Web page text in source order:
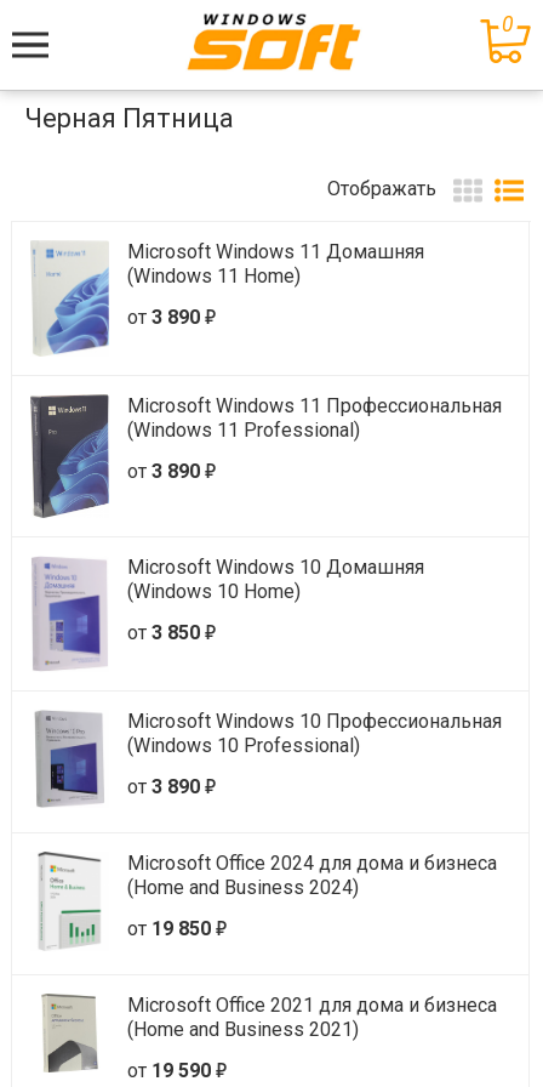
Меню
0
Черная Пятница
Отображать
Microsoft Windows 11 Домашняя
(Windows 11 Home)
от 3 890 е
Microsoft Windows 11 Профессиональная
(Windows 11 Professional)
от 3 890 е
Microsoft Windows 10 Домашняя
(Windows 10 Home)
от 3 850 е
Microsoft Windows 10 Профессиональная
(Windows 10 Professional)
от 3 890 е
Microsoft Office 2024 для дома и бизнеса
(Home and Business 2024)
от 19 850 е
Microsoft Office 2021 для дома и бизнеса
(Home and Business 2021)
от 19 590 е